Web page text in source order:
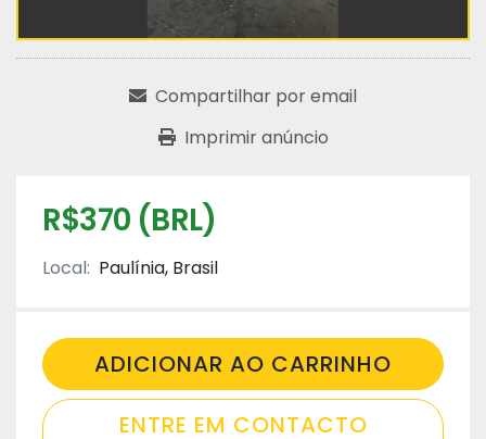
Compartilhar por email
Imprimir anúncio
R$370 (BRL)
Local: Paulínia, Brasil
ADICIONAR AO CARRINHO
ENTRE EM CONTACTO